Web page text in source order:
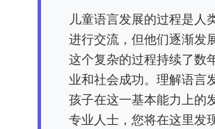
儿童语言发展的过程是人
进行交流，但他们逐渐发
这个复杂的过程持续了数
业和社会成功。理解语言
孩子在这一基本能力上的
专业人士，您将在这里发